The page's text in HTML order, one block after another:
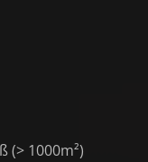
(> 1000m²)